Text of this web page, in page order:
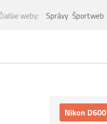
Ďalšie weby: Správy Športweb
Nikon D600